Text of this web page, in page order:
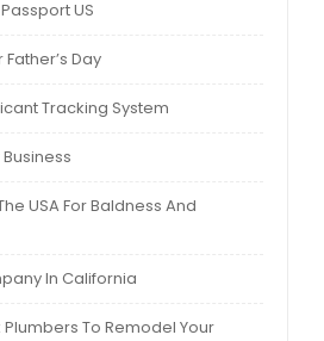
US
Father’s Day
Tracking System
USA For Baldness And
In California
To Remodel Your